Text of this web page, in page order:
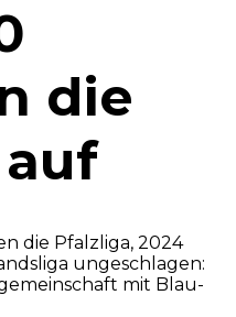
die
die Pfalzliga, 2024
ungeschlagen:
mit Blau-